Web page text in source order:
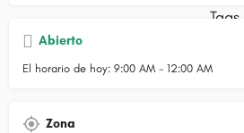
Abierto
El horario de hoy: 9:00 AM - 12:00 AM
Zona